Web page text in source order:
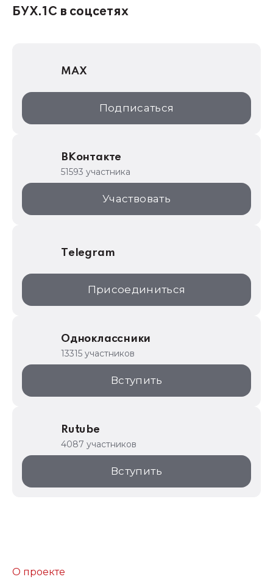
1С:Консалтинг
1С:Дистрибьюция
1С:Образование
ИТС.1C.ru
1С:Торговая площадка
БУХ.1С в соцсетях
MAX
Подписаться
ВКонтакте
51593 участника
Участвовать
Telegram
Присоединиться
Одноклассники
13315 участников
Вступить
Rutube
4087 участников
Вступить
О проекте